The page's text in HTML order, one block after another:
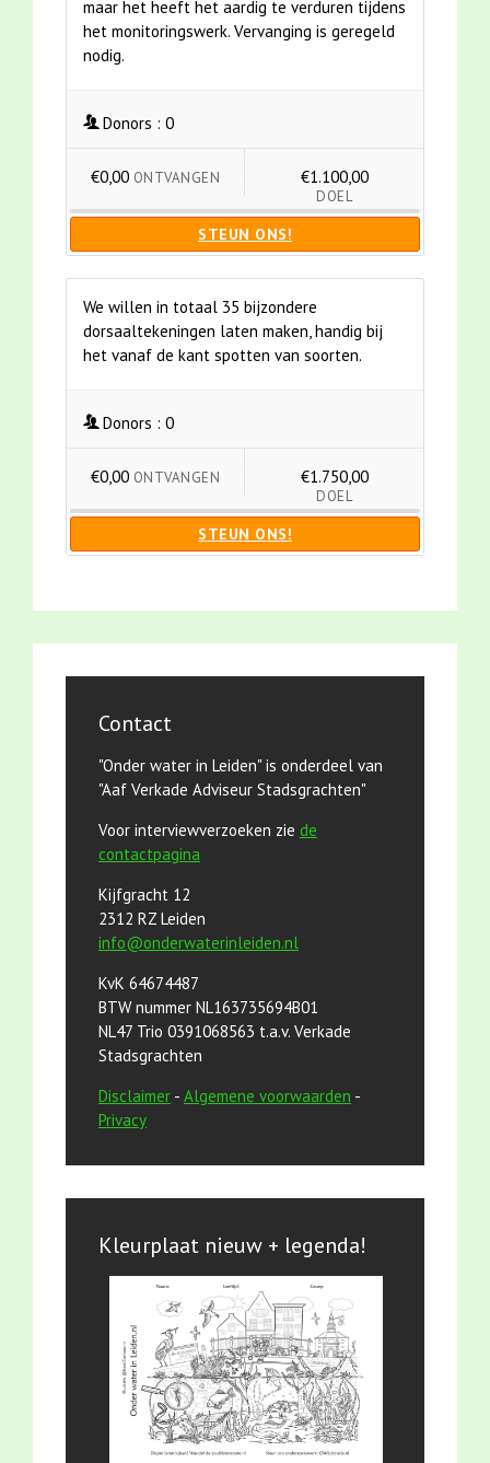
maar het heeft het aardig te verduren tijdens
het monitoringswerk. Vervanging is geregeld
nodig.
Donors : 0
€0,00 ONTVANGEN €1.100,00
DOEL
STEUN ONS!
We willen in totaal 35 bijzondere
dorsaaltekeningen laten maken, handig bij
het vanaf de kant spotten van soorten.
Donors : 0
€0,00 ONTVANGEN €1.750,00
DOEL
STEUN ONS!
Contact
"Onder water in Leiden" is onderdeel van
"Aaf Verkade Adviseur Stadsgrachten"
Voor interviewverzoeken zie de
contactpagina
Kijfgracht 12
2312 RZ Leiden
info@onderwaterinleiden.nl
KvK 64674487
BTW nummer NL163735694B01
NL47 Trio 0391068563 t.a.v. Verkade
Stadsgrachten
Disclaimer - Algemene voorwaarden -
Privacy
Kleurplaat nieuw + legenda!